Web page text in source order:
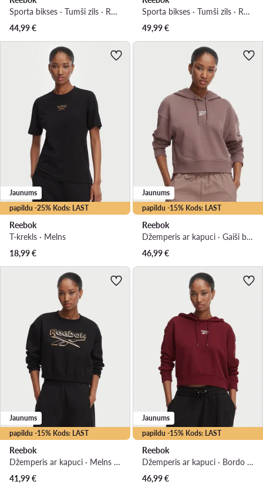
Sporta bikses · Tumši zils · Regular Fit
44,99€
Sporta bikses · Tumši zils · Regular Fit
49,99€
papildu -25% Kods: LAST
Jaunums
Reebok
T-krekls · Melns
18,99€
papildu -15% Kods: LAST
Jaunums
Reebok
Džemperis ar kapuci · Gaiši brūna · Regular Fit
46,99€
papildu -15% Kods: LAST
Jaunums
Reebok
Džemperis ar kapuci · Melns · Regular Fit
41,99€
papildu -15% Kods: LAST
Jaunums
Reebok
Džemperis ar kapuci · Bordo · Regular Fit
46,99€